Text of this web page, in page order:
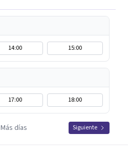
14:00 15:00
17:00 18:00
Más días Siguiente